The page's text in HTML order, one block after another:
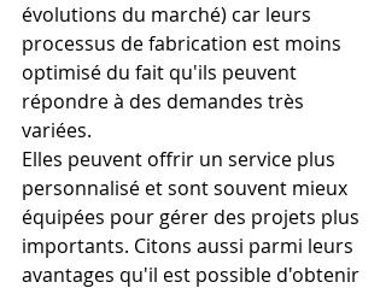
évolutions du marché) car leurs
processus de fabrication est moins
optimisé du fait qu'ils peuvent
répondre à des demandes très
variées.
Elles peuvent offrir un service plus
personnalisé et sont souvent mieux
équipées pour gérer des projets plus
importants. Citons aussi parmi leurs
avantages qu'il est possible d'obtenir